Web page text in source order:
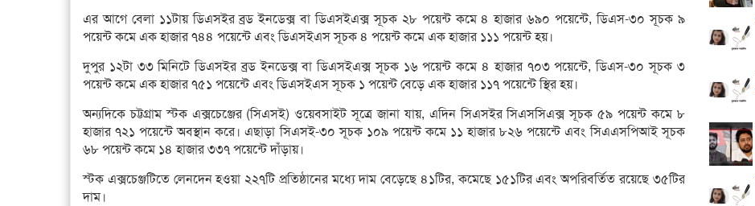
এর আগে বেলা ১১টায় ডিএসইর ব্রড ইনডেক্স বা ডিএসইএক্স সূচক ২৮ পয়েন্ট কমে ৪ হাজার ৬৯০ পয়েন্টে, ডিএস-৩০ সূচক ৯
পয়েন্ট কমে এক হাজার ৭৪৪ পয়েন্টে এবং ডিএসইএস সূচক ৪ পয়েন্ট কমে এক হাজার ১১১ পয়েন্ট হয়।
দুপুর ১২টা ৩৩ মিনিটে ডিএসইর ব্রড ইনডেক্স বা ডিএসইএক্স সূচক ১৬ পয়েন্ট কমে ৪ হাজার ৭০৩ পয়েন্টে, ডিএস-৩০ সূচক ৩
পয়েন্ট কমে এক হাজার ৭৫১ পয়েন্টে এবং ডিএসইএস সূচক ১ পয়েন্ট বেড়ে এক হাজার ১১৭ পয়েন্টে স্থির হয়।
অন্যদিকে চট্টগ্রাম স্টক এক্সচেঞ্জের (সিএসই) ওয়েবসাইট সূত্রে জানা যায়, এদিন সিএসইর সিএসসিএক্স সূচক ৫৯ পয়েন্ট কমে ৮
হাজার ৭২১ পয়েন্টে অবস্থান করে। এছাড়া সিএসই-৩০ সূচক ১০৯ পয়েন্ট কমে ১১ হাজার ৮২৬ পয়েন্টে এবং সিএএসপিআই সূচক
৬৮ পয়েন্ট কমে ১৪ হাজার ৩৩৭ পয়েন্টে দাঁড়ায়।
স্টক এক্সচেঞ্জটিতে লেনদেন হওয়া ২২৭টি প্রতিষ্ঠানের মধ্যে দাম বেড়েছে ৪১টির, কমেছে ১৫১টির এবং অপরিবর্তিত রয়েছে ৩৫টির
দাম।